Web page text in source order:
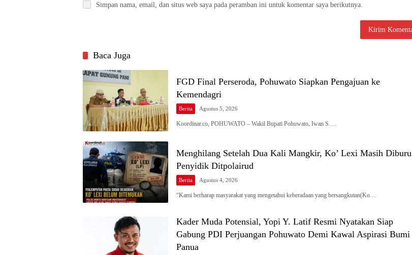
Simpan nama, email, dan situs web saya pada peramban ini untuk komentar saya berikutnya.
Baca Juga
FGD Final Perseroda, Pohuwato Siapkan Pengajuan ke
Kemendagri
Berita Agustus 5, 2026
Koordinar.co, POHUWATO – Wakil Bupati Pohuwato, Iwan S….
Menghilang Setelah Dua Kali Mangkir, Ko’ Lexi Masih Diburu
Penyidik Ditpolairud
Berita Agustus 4, 2026
“Kami berharap masyarakat yang mengetahui keberadaan yang bersangkutan(Ko…
Kader Muda Potensial, Yopi Y. Latif Resmi Nyatakan Siap
Gabung PDI Perjuangan Pohuwato Demi Kawal Aspirasi Bumi
Panua